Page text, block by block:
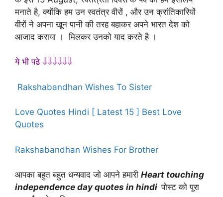
मनाते है, क्योंकि हम उन स्वतंत्र वीरों , और उन क्रांतिकारियों
वीरों ने अपना खून पानी की तरह बहाकर अपने भारत देश को
आजाद कराया । मिलकर उनको याद करते है ।
ये भी पढे ⇓⇓⇓⇓⇓⇓
Rakshabandhan Wishes To Sister
Love Quotes Hindi [ Latest 15 ] Best Love
Quotes
Rakshabandhan Wishes For Brother
आपका बहुत बहुत धन्यवाद जो आपने हमारी Heart touching
independence day quotes in hindi पोस्ट को पूरा